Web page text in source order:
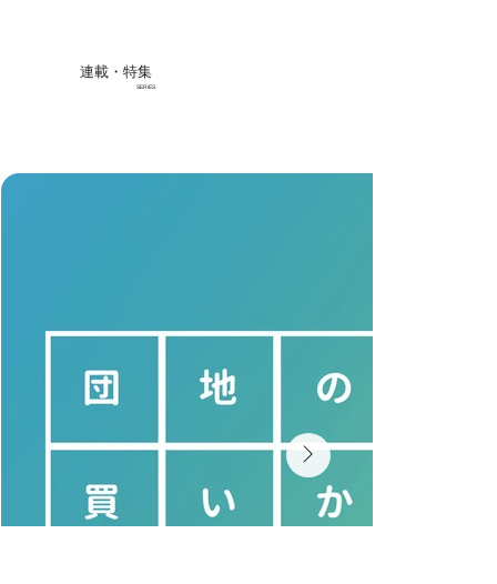
連載・特集
SERIES